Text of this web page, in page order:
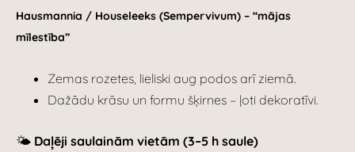
Hausmannia / Houseleeks (Sempervivum) – “mājas
mīlestība”
Zemas rozetes, lieliski aug podos arī ziemā.
Dažādu krāsu un formu šķirnes – ļoti dekoratīvi.
🌤️ Daļēji saulainām vietām (3–5 h saule)